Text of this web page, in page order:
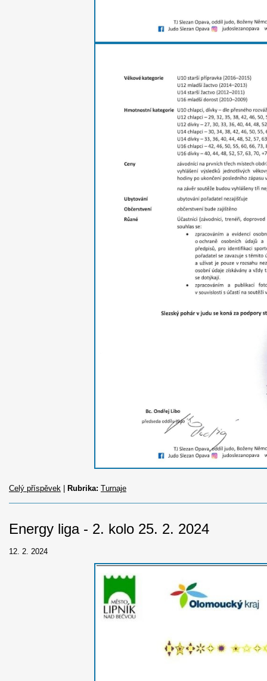
Celý příspěvek Rubrika: Turnaje
Energy liga - 2. kolo 25. 2. 2024
12. 2. 2024